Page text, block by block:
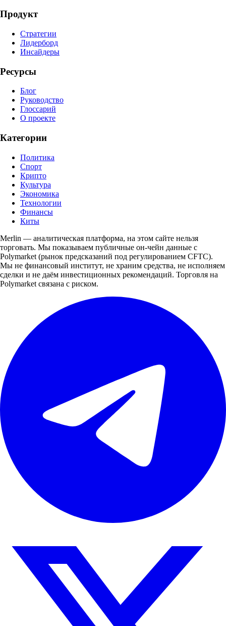
Продукт
Стратегии
Лидерборд
Инсайдеры
Ресурсы
Блог
Руководство
Глоссарий
О проекте
Категории
Политика
Спорт
Крипто
Культура
Экономика
Технологии
Финансы
Киты
Merlin — аналитическая платформа, на этом сайте нельзя
торговать. Мы показываем публичные он-чейн данные с
Polymarket (рынок предсказаний под регулированием CFTC).
Мы не финансовый институт, не храним средства, не исполняем
сделки и не даём инвестиционных рекомендаций. Торговля на
Polymarket связана с риском.